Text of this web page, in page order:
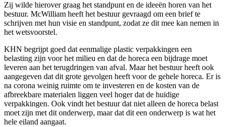
Zij wilde hierover graag het standpunt en de ideeën horen van het
bestuur. McWilliam heeft het bestuur gevraagd om een brief te
schrijven met hun visie en standpunt, zodat ze dit mee kan nemen in
het wetsvoorstel.
KHN begrijpt goed dat eenmalige plastic verpakkingen een
belasting zijn voor het milieu en dat de horeca een bijdrage moet
leveren aan het terugdringen van afval. Maar het bestuur heeft ook
aangegeven dat dit grote gevolgen heeft voor de gehele horeca. Er is
na corona weinig ruimte om te investeren en de kosten van de
afbreekbare materialen liggen veel hoger dat de huidige
verpakkingen. Ook vindt het bestuur dat niet alleen de horeca belast
moet zijn met dit onderwerp, maar dat dit een onderwerp is wat het
hele eiland aangaat.